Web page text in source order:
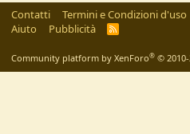
Contatti Termini e Condizioni d'uso
Aiuto
Pubblicità
R
Community platform by XenForo® ©